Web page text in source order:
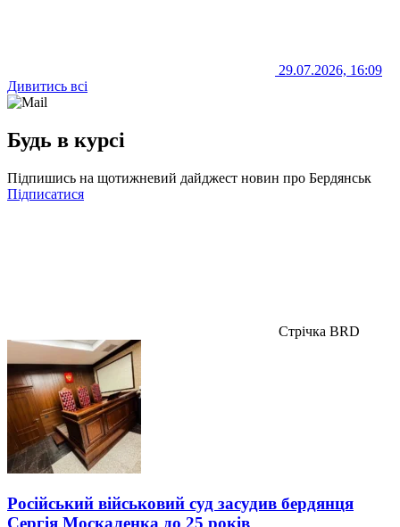
29.07.2026, 16:09
Дивитись всі
Будь в курсі
Підпишись на щотижневий дайджест новин про Бердянськ
Підписатися
Стрічка BRD
Російський військовий суд засудив бердянця
Сергія Москаленка до 25 років